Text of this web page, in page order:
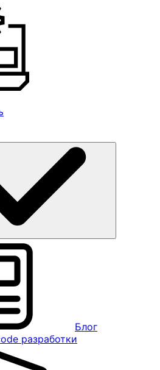
Блог
разработки